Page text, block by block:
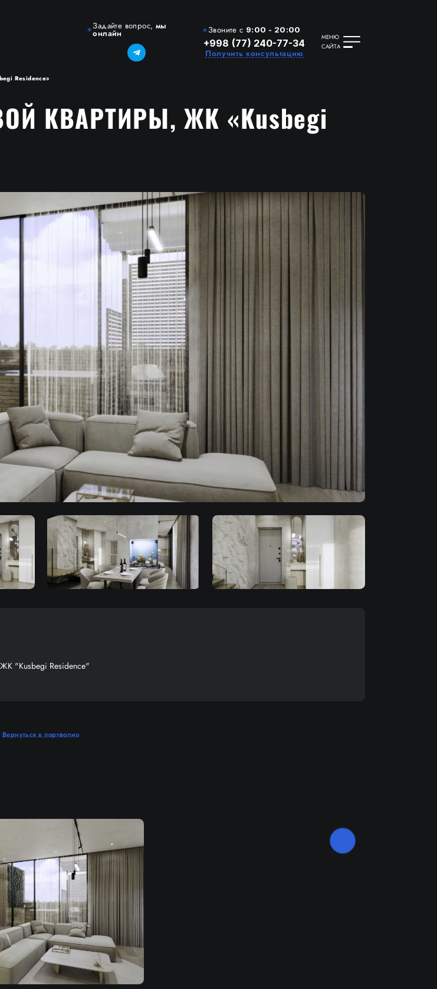
Задайте вопрос, мы
онлайн Звоните с 9:00 - 20:00
+998 (77) 240-77-34
Получить консультацию
МЕНЮ
САЙТА
Residence»
КВАРТИРЫ, ЖК «Kusbegi
"Kusbegi Residence"
Вернуться в портфолио